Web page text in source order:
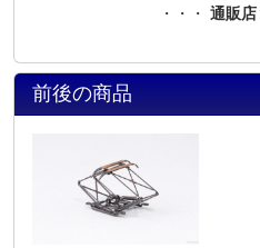
・・・ 通販
前後の商品